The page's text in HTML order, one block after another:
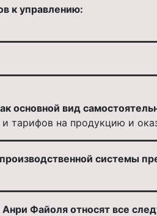
к управлению:
основной вид
и тарифов на продукцию и
системы
Файоля относят все